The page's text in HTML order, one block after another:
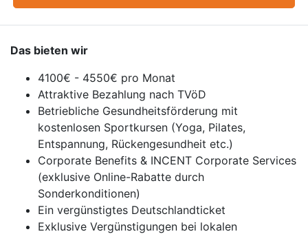
Das bieten wir
4100€ - 4550€ pro Monat
Attraktive Bezahlung nach TVöD
Betriebliche Gesundheitsförderung mit
kostenlosen Sportkursen (Yoga, Pilates,
Entspannung, Rückengesundheit etc.)
Corporate Benefits & INCENT Corporate Services
(exklusive Online-Rabatte durch
Sonderkonditionen)
Ein vergünstigtes Deutschlandticket
Exklusive Vergünstigungen bei lokalen